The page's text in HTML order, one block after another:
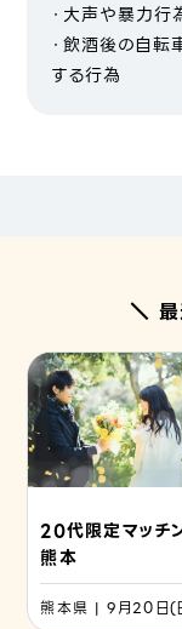
・大声や暴力
・飲酒後の自転
する行為
＼ 最
20代限定マッチ
熊本
熊本県 | 9月20日(